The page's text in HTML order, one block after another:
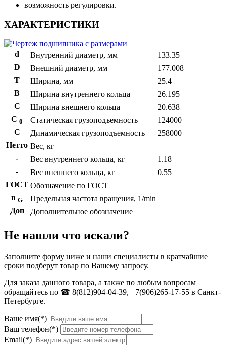
возможность регулировки.
ХАРАКТЕРИСТИКИ
d Внутренний диаметр, мм
133.35
D
Внешний диаметр, мм
177.008
T
Ширина, мм
25.4
B
Ширина внутреннего кольца
26.195
С
Ширина внешнего кольца
20.638
С 0 Статическая грузоподъемность
124000
C
Динамическая грузоподъемность
258000
Нетто Вес, кг
-
Вес внутреннего кольца, кг
1.18
-
Вес внешнего кольца, кг
0.55
ГОСТ Обозначение по ГОСТ
n G
Предельная частота вращения, 1/min
Доп
Дополнительное обозначение
Не нашли что искали?
Заполните форму ниже и наши специалисты в кратчайшие
сроки подберут товар по Вашему запросу.
Для заказа данного товара, а также по любым вопросам
обращайтесь по ☎ 8(812)904-04-39, +7(906)265-17-55 в Санкт-
Петербурге.
Ваше имя(*)
Ваш телефон(*)
Email(*)